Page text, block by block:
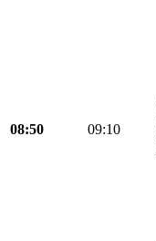
08:50 09:10